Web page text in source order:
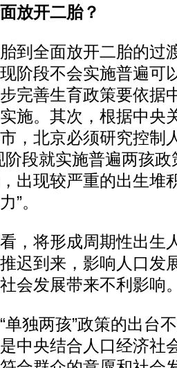
开二胎？
全面放开二胎的过
阶段不会实施普遍可
完善生育政策要依据
施。其次，根据中央
，北京必须研究控制
阶段就实施普遍两孩
出现较严重的出生堆
”。
将形成周期性出生
迟到来，影响人口发
会发展带来不利影响
独两孩”政策的出台
中央结合人口经济社